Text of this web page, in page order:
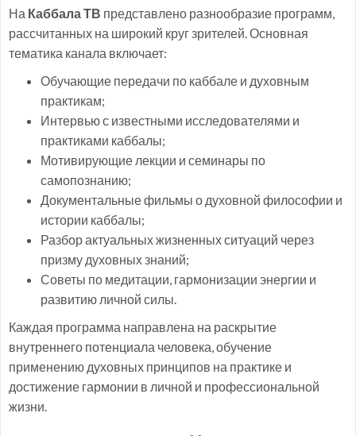
На Каббала ТВ представлено разнообразие программ,
рассчитанных на широкий круг зрителей. Основная
тематика канала включает:
Обучающие передачи по каббале и духовным
практикам;
Интервью с известными исследователями и
практиками каббалы;
Мотивирующие лекции и семинары по
самопознанию;
Документальные фильмы о духовной философии и
истории каббалы;
Разбор актуальных жизненных ситуаций через
призму духовных знаний;
Советы по медитации, гармонизации энергии и
развитию личной силы.
Каждая программа направлена на раскрытие
внутреннего потенциала человека, обучение
применению духовных принципов на практике и
достижение гармонии в личной и профессиональной
жизни.